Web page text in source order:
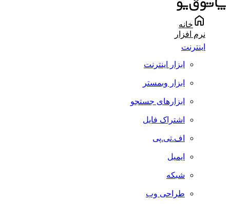
خانه
نرم افزار
اینترنت
ابزار اینترنت
ابزار وبمستر
ابزارهای جستجو
اشتراک فایل
اف.تی.پی
ایمیل
شبکه
طراحی وب